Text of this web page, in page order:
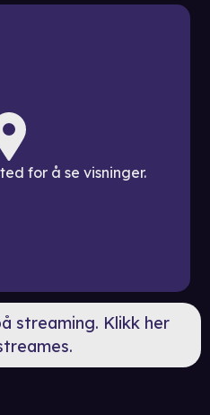
for å se visninger.
streaming. Klikk her